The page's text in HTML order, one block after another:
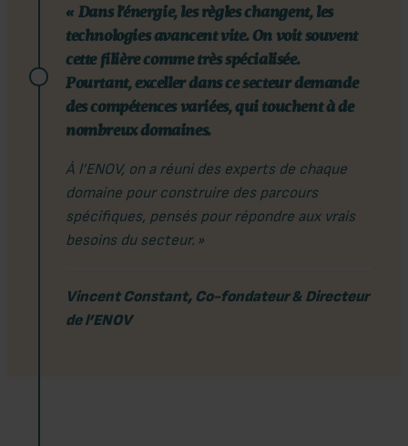
« Dans l’énergie, les règles changent, les
technologies avancent vite. On voit souvent
cette filière comme très spécialisée.
Pourtant, exceller dans ce secteur demande
des compétences variées, qui touchent à de
nombreux domaines.
À l’ENOV, on a réuni des experts de chaque
domaine pour construire des parcours
spécifiques, pensés pour répondre aux vrais
besoins du secteur. »
Vincent Constant, Co-fondateur & Directeur
de l’ENOV